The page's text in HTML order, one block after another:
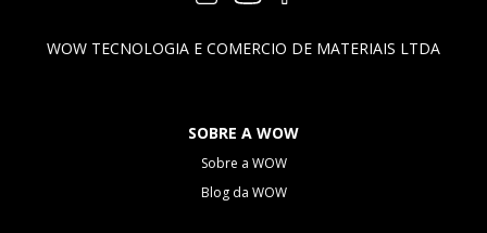
WOW TECNOLOGIA E COMERCIO DE MATERIAIS LTDA
SOBRE A WOW
Sobre a WOW
Blog da WOW